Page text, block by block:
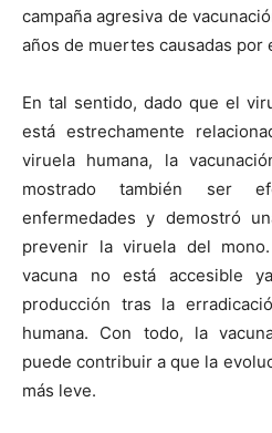
campaña agresiva de
años de muertes causadas por
En tal sentido, dado que el
está estrechamente
viruela humana, la
mostrado también ser
enfermedades y demostró
prevenir la viruela del
vacuna no está accesible
producción tras la
humana. Con todo, la
puede contribuir a que la
más leve.